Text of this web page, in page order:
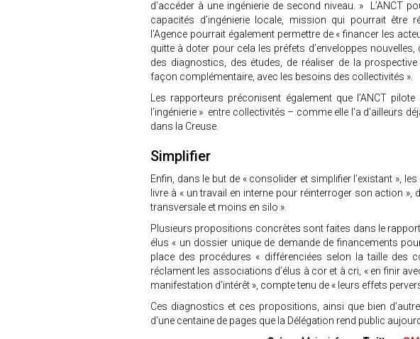
d’accéder à une ingénierie de second niveau. » L’ANCT
capacités d’ingénierie locale, mission qui pourrait être
l’Agence pourrait également permettre de « financer les
quitte à doter pour cela les préfets d’enveloppes
des diagnostics, des études, de réaliser de la
façon complémentaire, avec les besoins des collectivités ».
Les rapporteurs préconisent également que l’ANCT
l’ingénierie » entre collectivités – comme elle l’a d’ailleurs
dans la Creuse.
Simplifier
Enfin, dans le but de « consolider et simplifier l’existant »,
livre à « un travail en interne pour réinterroger son action »,
transversale et moins en silo ».
Plusieurs propositions concrètes sont faites dans le
élus « un dossier unique de demande de financements
place des procédures « différenciées selon la taille des
réclament les associations d’élus à cor et à cri, « en finir
manifestation d’intérêt », compte tenu de « leurs effets
Ces diagnostics et ces propositions, ainsi que bien
d’une centaine de pages que la Délégation rend public